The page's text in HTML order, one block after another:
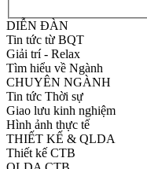
DIỄN ĐÀN
Tin tức từ BQT
Giải trí - Relax
Tìm hiểu về Ngành
CHUYÊN NGÀNH
Tin tức Thời sự
Giao lưu kinh nghiệm
Hình ảnh thực tế
THIẾT KẾ & QLDA
Thiết kế CTB